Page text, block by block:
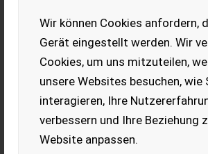
Wir können Cookies anfordern,
Gerät eingestellt werden. Wir
Cookies, um uns mitzuteilen,
unsere Websites besuchen, wie
interagieren, Ihre
verbessern und Ihre Beziehung
Website anpassen.
Pöttinger Novacat 352 V
Mittenaufhängung
Mittenaufhängung
EUR 12.800